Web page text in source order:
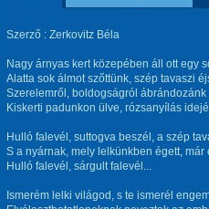
Szerző : Zerkovitz Béla
Nagy árnyas kert közepében áll ott egy
Alatta sok álmot szőttünk, szép tavaszi
Szerelemről, boldogságról ábrándozánk
Kiskerti padunkon ülve, rózsanyílás
Hulló falevél, suttogva beszél, a szép
S a nyárnak, mely lelkünkben égett, már
Hulló falevél, sárgult falevél...
Ismerém lelki világod, s te ismerél